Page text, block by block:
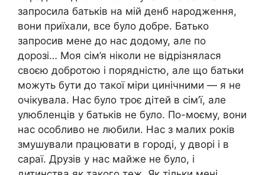
запросила батьків на мій денб народження,
вони приїхали, все було добре. Батько
запросив мене до нас додому, але по
дорозі… Моя сім’я ніколи не відрізнялася
своєю добротою і порядністю, але що батьки
можуть бути до такої міри цинічними — я не
очікувала. Нас було троє дітей в сім’ї, але
улюбленців у батьків не було. По-моєму, вони
нас особливо не любили. Нас з малих років
змушували працювати в городі, у дворі і в
сараї. Друзів у нас майже не було, і